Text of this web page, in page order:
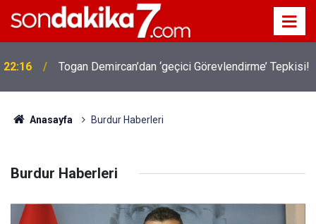
19:32 Sıcak Havalarda Ödem Şikayetini Hafife Almayın!
Anasayfa Burdur Haberleri
Burdur Haberleri